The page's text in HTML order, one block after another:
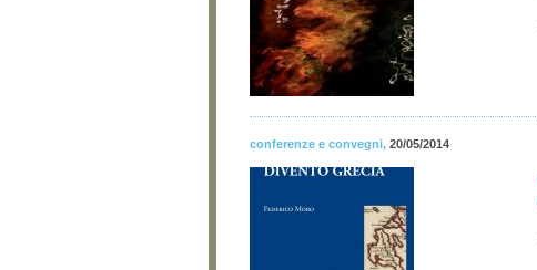
conferenze e convegni, 20/05/2014